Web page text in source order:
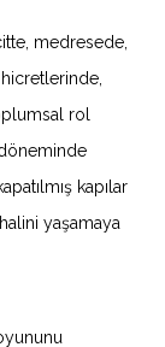
medresede,
hicretlerinde,
rol
kapılar
yaşamaya